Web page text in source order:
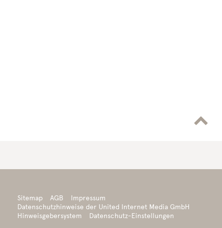

Sitemap AGB
Impressum
Datenschutzhinweise der United Internet Media GmbH
Hinweisgebersystem
Datenschutz-Einstellungen